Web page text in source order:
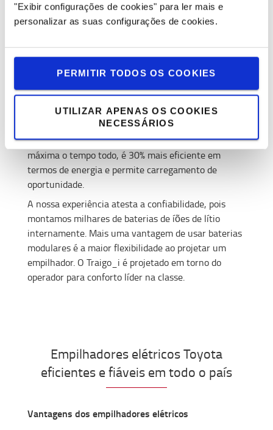
"Exibir configurações de cookies" para ler mais e
personalizar as suas configurações de cookies.
PERMITIR TODOS OS COOKIES
UTILIZAR APENAS OS COOKIES
NECESSÁRIOS
Manter o desempenho com as
A nossa gama completa de empilhadores elétricos
vem com uma escolha de soluções de energia para
atender à sua operação e preferências: baterias de
chumbo-ácido ou iões de lítio.
A tecnologia de bateria de íões de lítio
uma fonte de energia popular, pois fornece potência
máxima o tempo todo, é 30% mais eficiente em
termos de energia e permite carregamento de
oportunidade.
A nossa experiência atesta a confiabilidade, pois
montamos milhares de baterias de íões de lítio
internamente. Mais uma vantagem de usar baterias
modulares é a maior flexibilidade ao projetar um
empilhador. O Traigo_i é projetado em torno do
operador para conforto líder na classe.
Empilhadores elétricos Toyota
eficientes e fiáveis em todo o país
Vantagens dos empilhadores elétricos